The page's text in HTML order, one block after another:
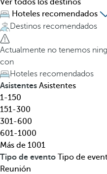
o
t
e
l
,
d
e
s
t
i
n
o
,
t
a
r
l
a
t
e
c
l
a
d
e
f
l
e
Ver todos los destinos
Hoteles recomendados
Destinos recomendados
Actualmente no tenemos
con
Hoteles recomendados
Asistentes Asistentes
1-150
151-300
301-600
601-1000
Más de 1001
Tipo de evento Tipo de
Reunión